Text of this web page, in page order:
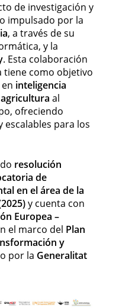
de investigación y
impulsado por la
, a través de su
y la
. Esta colaboración
tiene como objetivo
inteligencia
al
ofreciendo
escalables para los
resolución
de
en el área de la
y cuenta con
Europea –
el marco del Plan
y
por la Generalitat